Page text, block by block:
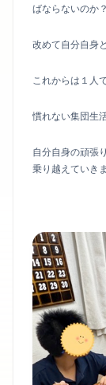
ばならないのか？
改めて自分自身
これからは１人
慣れない集団生
自分自身の頑張
乗り越えていき